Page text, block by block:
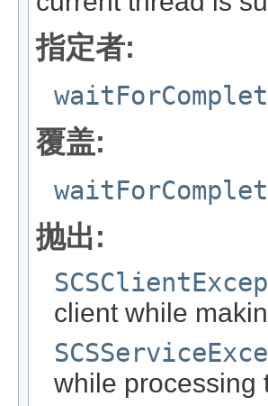
指定者:
覆盖:
抛出:
client while
while processing